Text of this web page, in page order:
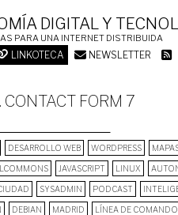
DIGITAL Y
PARA UNA INTERNET DISTRIBUIDA
LINKOTECA NEWSLETTER
CONTACT FORM 7
DESARROLLO WEB WORDPRESS
JAVASCRIPT LINUX
SYSADMIN PODCAST
DEBIAN MADRID LÍNEA DE